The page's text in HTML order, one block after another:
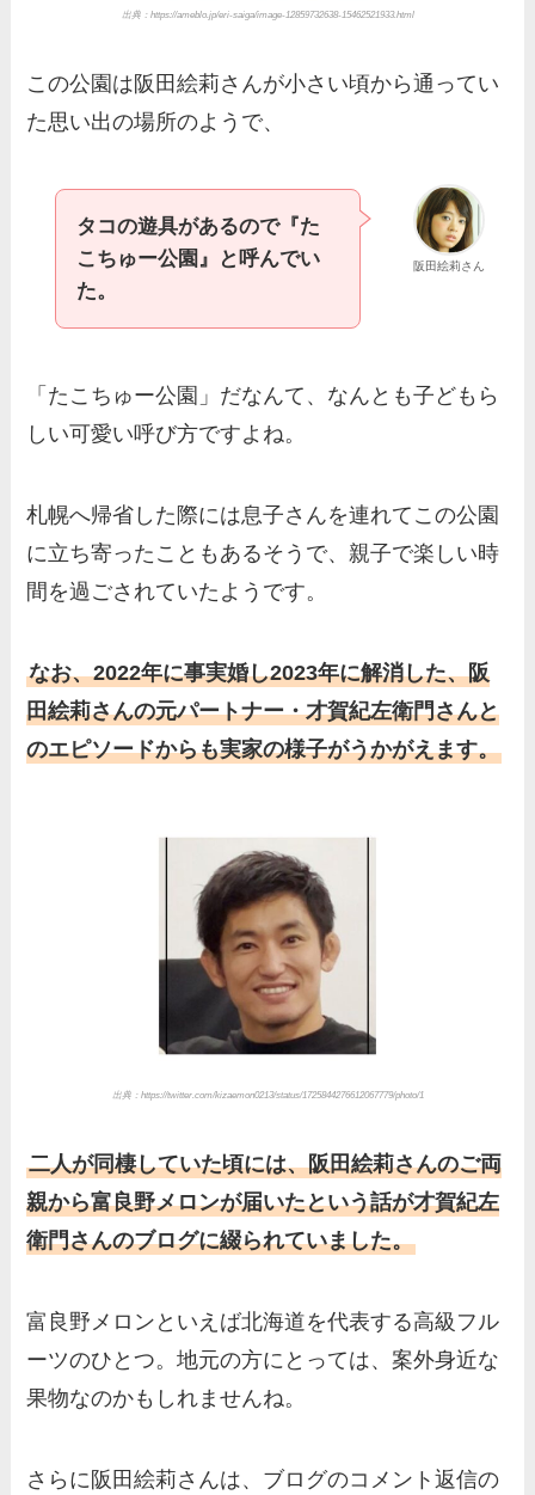
出典：https://ameblo.jp/eri-saiga/image-12859732638-15462521933.html
この公園は阪田絵莉さんが小さい頃から通ってい
た思い出の場所のようで、
阪田絵莉さん
タコの遊具があるので『た
こちゅー公園』と呼んでい
た。
「たこちゅー公園」だなんて、なんとも子どもら
しい可愛い呼び方ですよね。
札幌へ帰省した際には息子さんを連れてこの公園
に立ち寄ったこともあるそうで、親子で楽しい時
間を過ごされていたようです。
なお、2022年に事実婚し2023年に解消した、阪
田絵莉さんの元パートナー・才賀紀左衛門さんと
のエピソードからも実家の様子がうかがえます。
出典：https://twitter.com/kizaemon0213/status/1725844276612067779/photo/1
二人が同棲していた頃には、阪田絵莉さんのご両
親から富良野メロンが届いたという話が才賀紀左
衛門さんのブログに綴られていました。
富良野メロンといえば北海道を代表する高級フル
ーツのひとつ。地元の方にとっては、案外身近な
果物なのかもしれませんね。
さらに阪田絵莉さんは、ブログのコメント返信の